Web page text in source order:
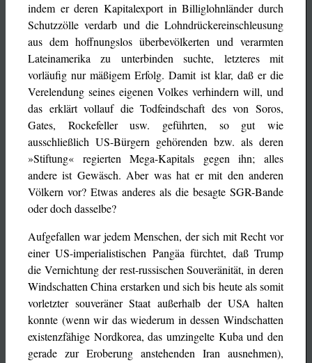
indem er deren Kapitalexport in Billiglohnländer durch
Schutzzölle verdarb und die Lohndrückereinschleusung
aus dem hoffnungslos überbevölkerten und verarmten
Lateinamerika zu unterbinden suchte, letzteres mit
vorläufig nur mäßigem Erfolg. Damit ist klar, daß er die
Verelendung seines eigenen Volkes verhindern will, und
das erklärt vollauf die Todfeindschaft des von Soros,
Gates, Rockefeller usw. geführten, so gut wie
ausschließlich US-Bürgern gehörenden bzw. als deren
»Stiftung« regierten Mega-Kapitals gegen ihn; alles
andere ist Gewäsch. Aber was hat er mit den anderen
Völkern vor? Etwas anderes als die besagte SGR-Bande
oder doch dasselbe?
Aufgefallen war jedem Menschen, der sich mit Recht vor
einer US-imperialistischen Pangäa fürchtet, daß Trump
die Vernichtung der rest-russischen Souveränität, in deren
Windschatten China erstarken und sich bis heute als somit
vorletzter souveräner Staat außerhalb der USA halten
konnte (wenn wir das wiederum in dessen Windschatten
existenzfähige Nordkorea, das umzingelte Kuba und den
gerade zur Eroberung anstehenden Iran ausnehmen),